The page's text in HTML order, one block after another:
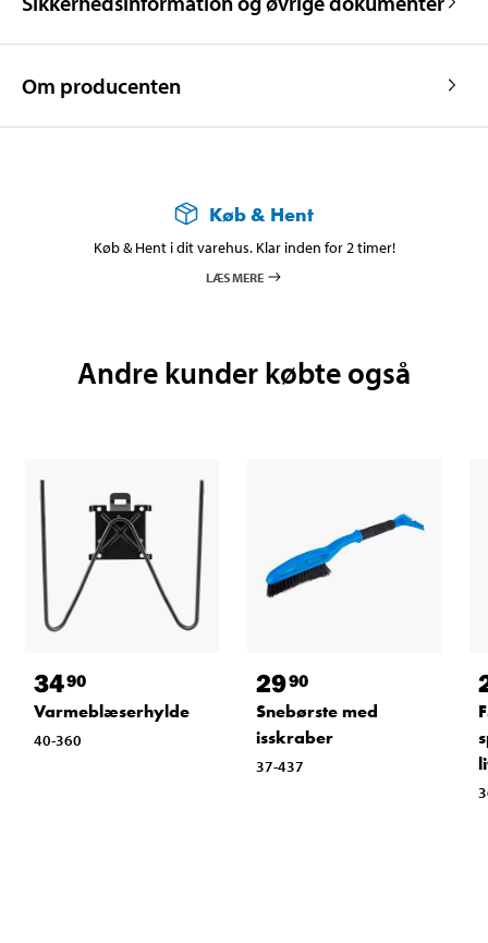
Om producenten
Køb & Hent
Køb & Hent i dit varehus. Klar inden for 2 timer!
LÆS MERE
Andre kunder købte også
3490
Varmeblæserhylde
40-360
2990
Snebørste med
isskraber
37-437